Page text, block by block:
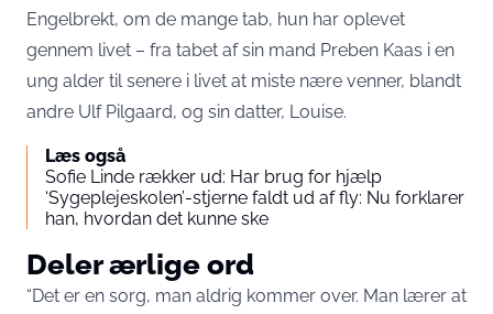
Engelbrekt, om de mange tab, hun har oplevet
gennem livet – fra tabet af sin mand Preben Kaas i en
ung alder til senere i livet at miste nære venner, blandt
andre Ulf Pilgaard, og sin datter, Louise.
Læs også
Sofie Linde rækker ud: Har brug for hjælp
‘Sygeplejeskolen’-stjerne faldt ud af fly: Nu forklarer
han, hvordan det kunne ske
Deler ærlige ord
“Det er en sorg, man aldrig kommer over. Man lærer at